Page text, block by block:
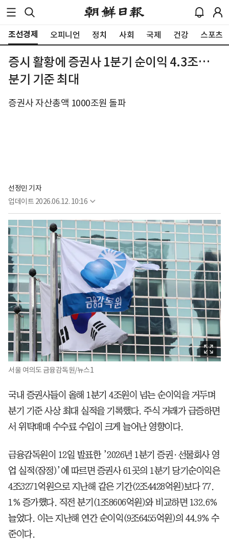
조선경제 오피니언 정치 사회 국제 건강 스포츠
증시 활황에 증권사 1분기 순이익 4.3조…
분기 기준 최대
증권사 자산총액 1000조원 돌파
선정민 기자
업데이트 2026.06.12. 10:16
서울 여의도 금융감독원/뉴스1
국내 증권사들이 올해 1분기 4조원이 넘는 순이익을 거두며
분기 기준 사상 최대 실적을 기록했다. 주식 거래가 급증하면
서 위탁매매 수수료 수입이 크게 늘어난 영향이다.
금융감독원이 12일 발표한 ’2026년 1분기 증권·선물회사 영
업 실적(잠정)’에 따르면 증권사 61곳의 1분기 당기순이익은
4조3271억원으로 지난해 같은 기간(2조4428억원)보다 77.
1% 증가했다. 직전 분기(1조8606억원)와 비교하면 132.6%
늘었다. 이는 지난해 연간 순이익(9조6455억원)의 44.9% 수
준이다.